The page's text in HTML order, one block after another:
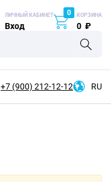
ЛИЧНЫЙ КАБИНЕТ
Вход
0 КОРЗИНА
0 ₽
+7 (900) 212-12-12 RU